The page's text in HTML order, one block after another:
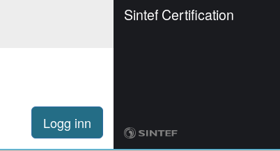
Logg inn
Sintef Certification